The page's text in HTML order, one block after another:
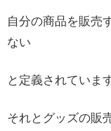
自分の商品を販売
ない
と定義されていま
それとグッズの販